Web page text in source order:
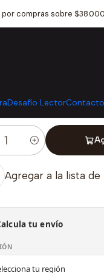
Desafío LectorContacto
por compras sobre $38.000
La Naturaleza Del
stock de
Agregar a la lista
tu envío